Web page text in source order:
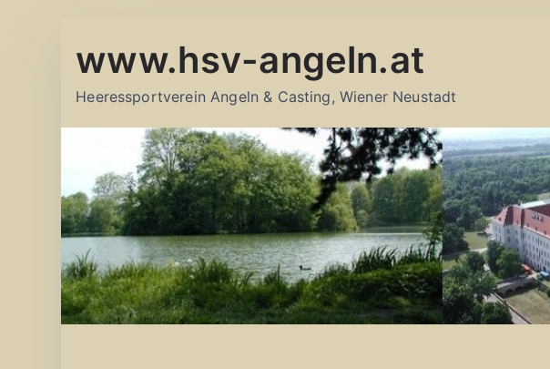
Inhalt
www.hsv-angeln.at
Heeressportverein Angeln & Casting, Wiener Neustadt